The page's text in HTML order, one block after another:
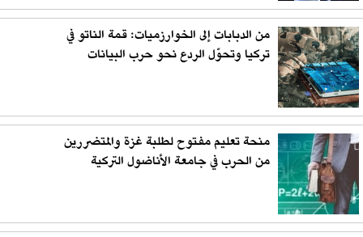
من الدبابات إلى الخوارزميات: قمة الناتو في
تركيا وتحوّل الردع نحو حرب البيانات
منحة تعليم مفتوح لطلبة غزة والمتضررين
من الحرب في جامعة الأناضول التركية